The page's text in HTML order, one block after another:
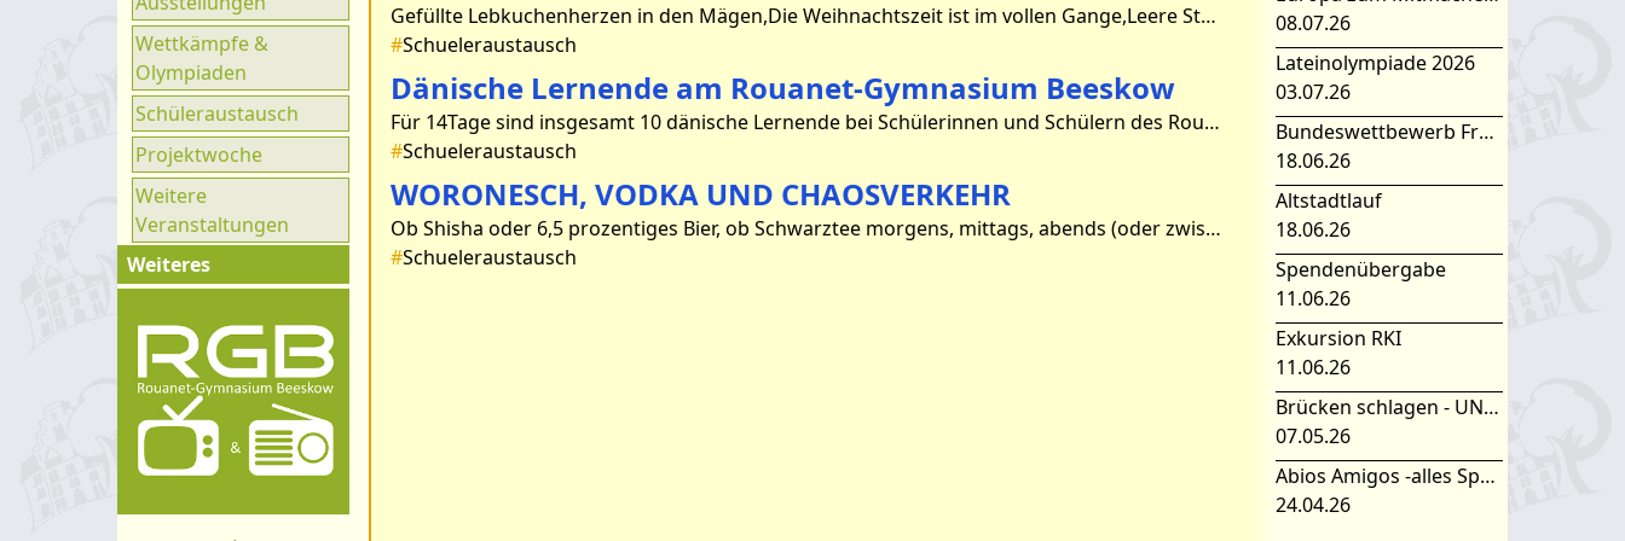
Ganztag
UNESCO
Klimaparlament
Wettkämpfe &
Olympiaden
Schüleraustausch
Projektwoche
Weitere
Veranstaltungen
Weiteres
Kontakt
Organigramm
Schulprogramm
Hygienekonzept
Gefüllte Lebkuchenherzen in den Mägen,Die Weihnachtszeit ist im vollen Gange,Leere Stühle in den Unterrichtssälen,Wir haben Ferien!!! Aber nicht sehr lange…Doch nun ist erstmal Pause a
#Schueleraustausch
Dänische Lernende am Rouanet-Gymnasium Beeskow
Für 14Tage sind insgesamt 10 dänische Lernende bei Schülerinnen und Schülern des Rouanet-Gymnasium Beeskows untergebracht. Begleitet werden sie vom dänischen Lehrer Claus Hartmann.
#Schueleraustausch
WORONESCH, VODKA UND CHAOSVERKEHR
Ob Shisha oder 6,5 prozentiges Bier, ob Schwarztee morgens, mittags, abends (oder zwischendurch), in Russland hatten wir alles dabei. Unsere Reise begann an einem Dienstagmorgen, dem 20.09.2
#Schueleraustausch
08.07.26
Lateinolympiade 2026
03.07.26
Bundeswettbewerb Fremdsprachen
18.06.26
Altstadtlauf
18.06.26
Spendenübergabe
11.06.26
Exkursion RKI
11.06.26
Brücken schlagen - UNESCO Projekttag 2026
07.05.26
Abios Amigos -alles Spanisch oder was
24.04.26